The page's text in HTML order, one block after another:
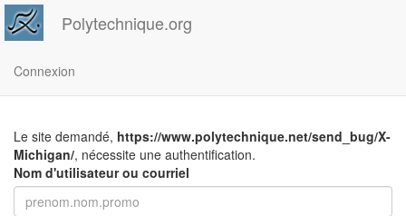
Polytechnique.org
Connexion
Le site demandé, https://www.polytechnique.net/send_bug/X-
Michigan/, nécessite une authentification.
Nom d'utilisateur ou courriel